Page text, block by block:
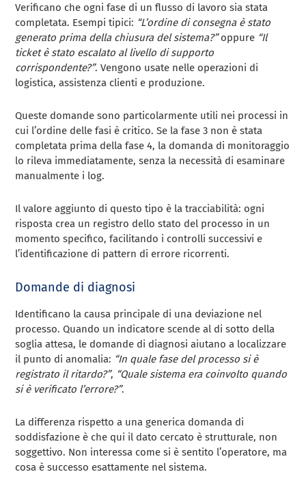
Verificano che ogni fase di un flusso di lavoro sia stata
completata. Esempi tipici: “L’ordine di consegna è stato
generato prima della chiusura del sistema?”oppure “Il
ticket è stato escalato al livello di supporto
corrispondente?”. Vengono usate nelle operazioni di
logistica, assistenza clienti e produzione.
Queste domande sono particolarmente utili nei processi in
cui l’ordine delle fasi è critico. Se la fase 3 non è stata
completata prima della fase 4, la domanda di monitoraggio
lo rileva immediatamente, senza la necessità di esaminare
manualmente i log.
Il valore aggiunto di questo tipo è la tracciabilità: ogni
risposta crea un registro dello stato del processo in un
momento specifico, facilitando i controlli successivi e
l’identificazione di pattern di errore ricorrenti.
Domande di diagnosi
Identificano la causa principale di una deviazione nel
processo. Quando un indicatore scende al di sotto della
soglia attesa, le domande di diagnosi aiutano a localizzare
il punto di anomalia: “In quale fase del processo si è
registrato il ritardo?”, “Quale sistema era coinvolto quando
si è verificato l’errore?”.
La differenza rispetto a una generica domanda di
soddisfazione è che qui il dato cercato è strutturale, non
soggettivo. Non interessa come si è sentito l’operatore, ma
cosa è successo esattamente nel sistema.